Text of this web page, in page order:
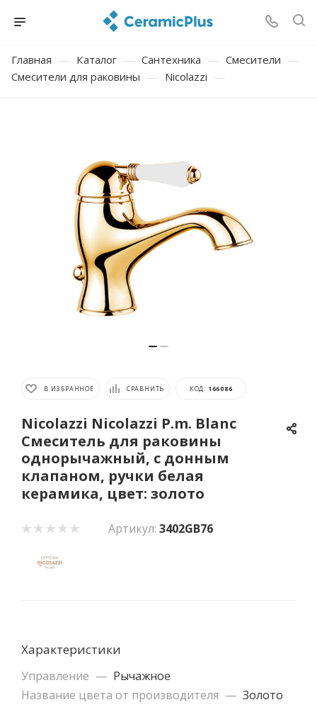
Главная — Каталог — Сантехника — Смесители —
Смесители для раковины — Nicolazzi —
В ИЗБРАННОЕ СРАВНИТЬ КОД: 166086
Nicolazzi Nicolazzi P.m. Blanc
Смеситель для раковины
однорычажный, с донным
клапаном, ручки белая
керамика, цвет: золото
Артикул: 3402GB76
Характеристики
Управление — Рычажное
Название цвета от производителя — Золото